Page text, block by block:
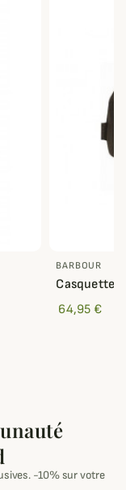
BARBOUR
Casquette
64,95 €
-10% sur votre